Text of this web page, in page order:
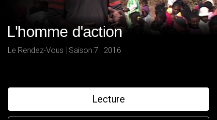
L'homme d'action
Le Rendez-Vous | Saison 7 | 2016
Lecture